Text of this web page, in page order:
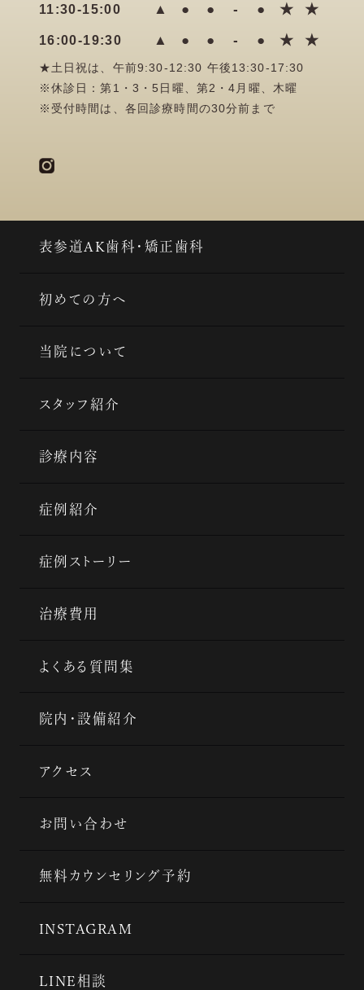
11:30-15:00 ▲ ● ● - ● ★ ★
16:00-19:30 ▲ ● ● - ● ★ ★
★土日祝は、午前9:30-12:30 午後13:30-17:30
※休診日：第1・3・5日曜、第2・4月曜、木曜
※受付時間は、各回診療時間の30分前まで
表参道AK歯科・矯正歯科
初めての方へ
当院について
スタッフ紹介
診療内容
症例紹介
症例ストーリー
治療費用
よくある質問集
院内・設備紹介
アクセス
お問い合わせ
無料カウンセリング予約
INSTAGRAM
LINE相談